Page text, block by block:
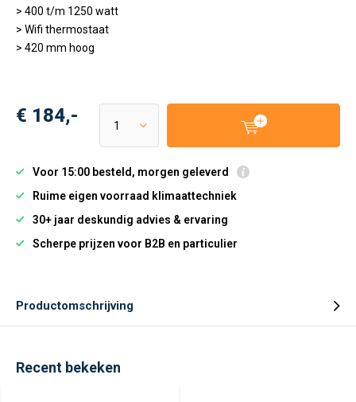
> 400 t/m 1250 watt
> Wifi thermostaat
> 420 mm hoog
€ 184,-
Voor 15:00 besteld, morgen geleverd
Ruime eigen voorraad klimaattechniek
30+ jaar deskundig advies & ervaring
Scherpe prijzen voor B2B en particulier
Productomschrijving
Recent bekeken